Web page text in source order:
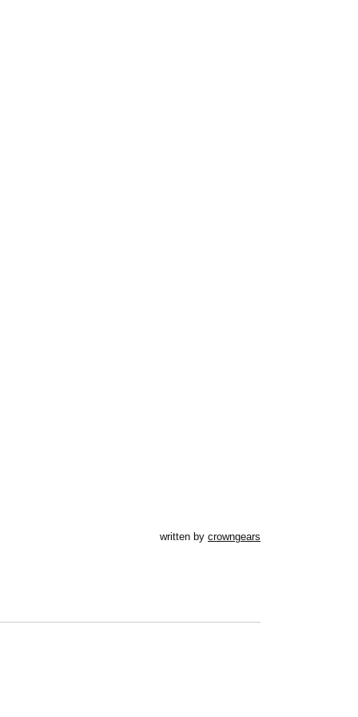
written by crowngears